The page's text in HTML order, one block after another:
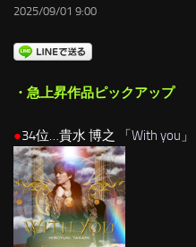
2025/09/01 9:00
・急上昇作品ピックアップ
●34位…貴水 博之 「With you 」